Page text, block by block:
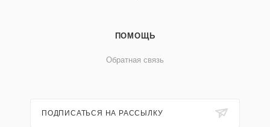
ПОМОЩЬ
Обратная связь
ПОДПИСАТЬСЯ НА РАССЫЛКУ